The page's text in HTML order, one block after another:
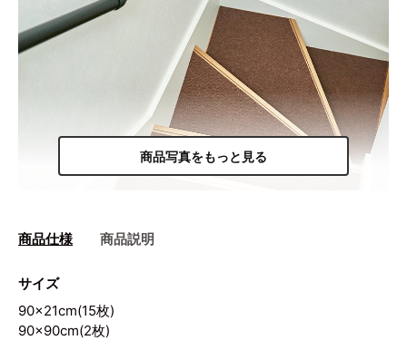
商品写真をもっと見る
商品仕様 商品説明
サイズ
90×21cm(15枚)
90×90cm(2枚)